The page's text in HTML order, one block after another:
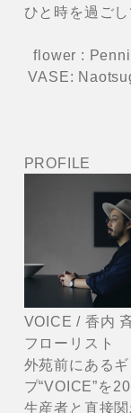
ひと時を過ご
flower :
VASE:
PROFILE
VOICE / 香内
フローリスト
外苑前にある
プ“VOICE”を
生産者と直接